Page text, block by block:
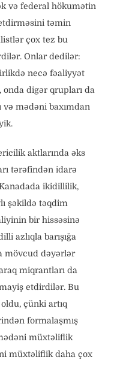
və federal hökumətin
təmin
çox tez bu
Onlar dedilər:
necə fəaliyyət
onda digər qrupları da
və mədəni baxımdan
aktlarında əks
tərəfindən idarə
ikidillilik,
şəkildə təqdim
bir hissəsinə
azlıqla barışığa
mövcud dəyərlər
miqrantları da
etdirdilər. Bu
çünki artıq
formalaşmış
müxtəliflik
müxtəliflik daha çox